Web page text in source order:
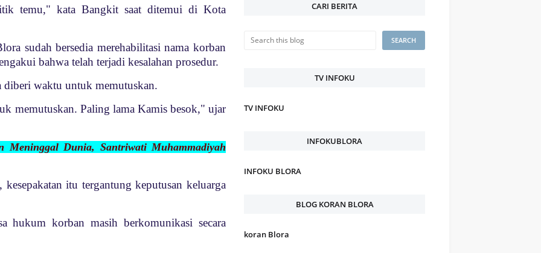
temu," kata Bangkit saat ditemui di Kota
sudah bersedia merehabilitasi nama korban
bahwa telah terjadi kesalahan prosedur.
waktu untuk memutuskan.
memutuskan. Paling lama Kamis besok," ujar
Dunia, Santriwati Muhammadiyah
itu tergantung keputusan keluarga
hukum korban masih berkomunikasi secara
CARI BERITA
TV INFOKU
TV INFOKU
INFOKUBLORA
INFOKU BLORA
BLOG KORAN BLORA
koran Blora